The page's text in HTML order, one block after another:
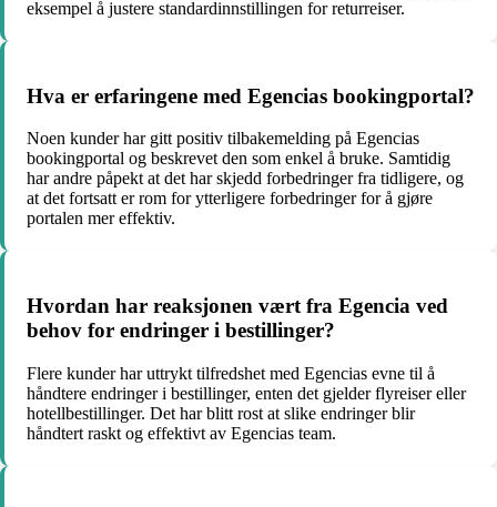
eksempel å justere standardinnstillingen for returreiser.
Hva er erfaringene med Egencias bookingportal?
Noen kunder har gitt positiv tilbakemelding på Egencias
bookingportal og beskrevet den som enkel å bruke. Samtidig
har andre påpekt at det har skjedd forbedringer fra tidligere, og
at det fortsatt er rom for ytterligere forbedringer for å gjøre
portalen mer effektiv.
Hvordan har reaksjonen vært fra Egencia ved
behov for endringer i bestillinger?
Flere kunder har uttrykt tilfredshet med Egencias evne til å
håndtere endringer i bestillinger, enten det gjelder flyreiser eller
hotellbestillinger. Det har blitt rost at slike endringer blir
håndtert raskt og effektivt av Egencias team.